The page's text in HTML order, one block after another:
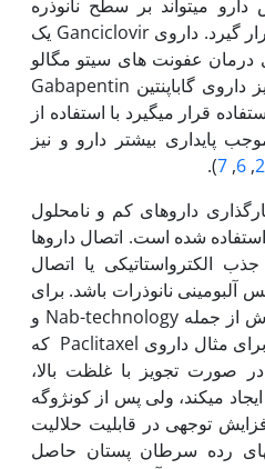
دارو می­تواند بر سطح نانوذره
جذب شود یا داخل نانوذره قرار گیرد. داروی Ganciclovir یک
عفونت های سیتو مگالو
ویروس استفاده می­شود و نیز داروی گاباپنتین Gabapentin
قرار می­گیرد با استفاده از
پایداری بیشتر دارو و نیز
2
,
6
,
7
).
داروهای کم و نامحلول
شده است. اتصال دارو­ها
الکترواستاتیکی یا اتصال
آلبومینی نانوذرات باشد. برای
این نوع بارگذاری، چندین روش از جمله Nab-technology و
Self assembly وجود دارد. برای مثال داروی Paclitaxel که
صورت تجویز با غلظت بالا،
می­کند، ولی پس از کونژوگه
توجهی در قابلیت حلالیت
بر سلول­های رده سرطان پستان حاصل